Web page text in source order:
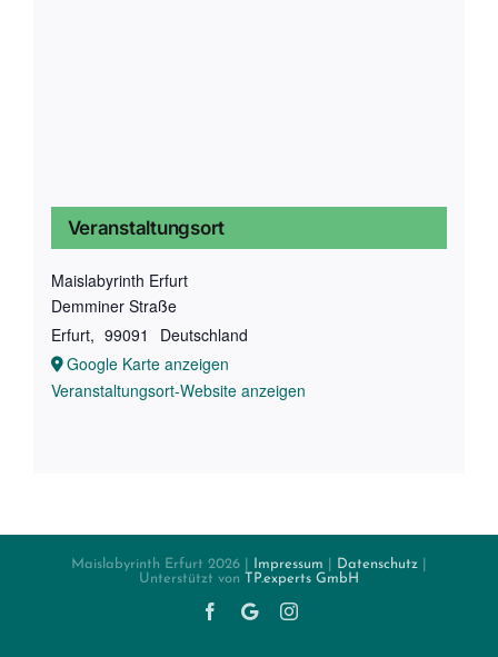
Veranstaltungsort
Maislabyrinth Erfurt
Demminer Straße
Erfurt, 99091
Deutschland
Google Karte anzeigen
Veranstaltungsort-Website anzeigen
Maislabyrinth Erfurt 2026 | Impressum Datenschutz
Unterstützt von TP.experts GmbH
Facebook
TwitterInstagram